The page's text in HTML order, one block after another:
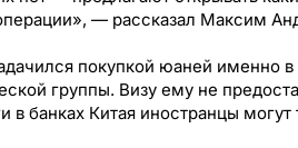
— рассказал Максим
покупкой юаней именно
группы. Визу ему не
в банках Китая иностранцы